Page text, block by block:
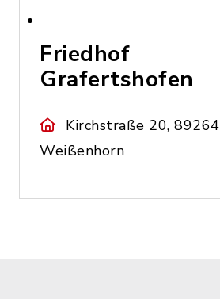
Friedhof
Grafertshofen
Kirchstraße 20, 89264
Weißenhorn